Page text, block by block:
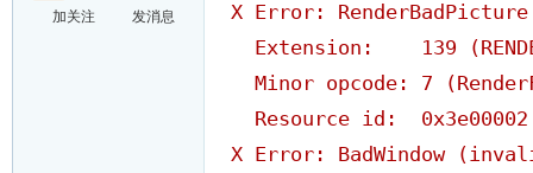
加关注 发消息
X Error:
Extension: 139
Minor opcode: 7
Resource id: 0x3e00002
X Error: BadWindow